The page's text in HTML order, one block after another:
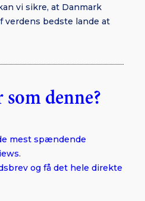
vi sikre, at Danmark
verdens bedste lande at
denne?
mest spændende
og få det hele direkte